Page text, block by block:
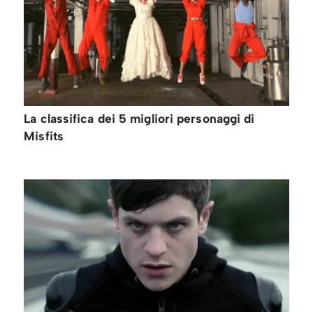
La classifica dei 5 migliori personaggi di
Misfits